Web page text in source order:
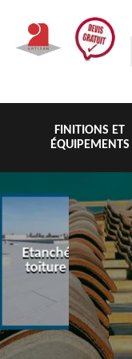
FINITIONS ET
ÉQUIPEMENTS
Etanchéité
toiture 76